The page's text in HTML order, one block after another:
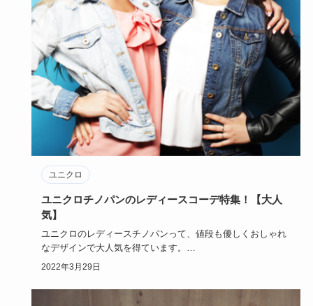
ユニクロ
ユニクロチノパンのレディースコーデ特集！【大人
気】
ユニクロのレディースチノパンって、値段も優しくおしゃれ
なデザインで大人気を得ています。
優しい値段でおしゃれが楽しめたら…
2022年3月29日